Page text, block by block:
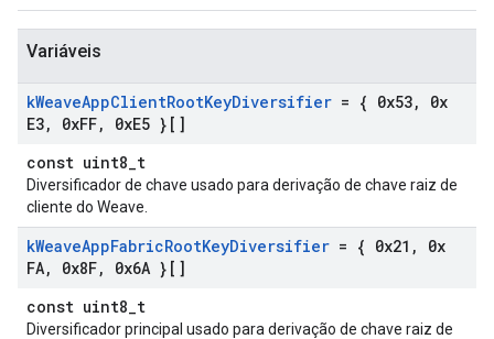
Variáveis
kWeaveAppClientRootKeyDiversifier = { 0x53,
0x
E3, 0xFF, 0xE5 }[]
const uint8_t
Diversificador de chave usado para derivação de chave raiz de
cliente do Weave.
kWeaveAppFabricRootKeyDiversifier = { 0x21 ,
0x
FA, 0x8F,
0x6A }[]
const uint8_t
Diversificador principal usado para derivação de chave raiz de